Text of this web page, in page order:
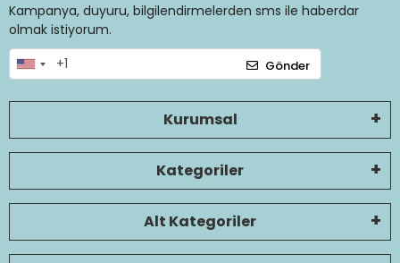
Kampanya, duyuru, bilgilendirmelerden sms ile haberdar
olmak istiyorum.
Gönder
Kurumsal
Kategoriler
Alt Kategoriler